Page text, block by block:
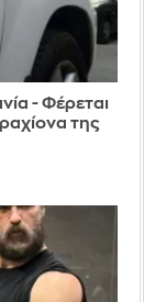
- Φέρεται
της